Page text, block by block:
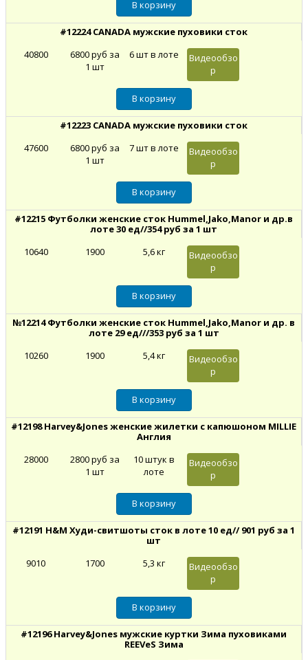
#12224 CANADA мужские пуховики сток
40800
6800 руб за
1 шт
6 шт в лоте
Видеообзо
р
#12223 CANADA мужские пуховики сток
47600
6800 руб за
1 шт
7 шт в лоте
Видеообзо
р
#12215 Футболки женские сток Hummel,Jako,Manor и др.в
лоте 30 ед//354 руб за 1 шт
10640
1900 5,6 кг
Видеообзо
р
№12214 Футболки женские сток Hummel,Jako,Manor и др. в
лоте 29 ед///353 руб за 1 шт
10260
1900 5,4 кг
Видеообзо
р
#12198 Harvey&Jones женские жилетки с капюшоном MILLIE
Англия
28000
2800 руб за
1 шт
10 штук в
лоте
Видеообзо
р
#12191 H&M Худи-свитшоты сток в лоте 10 ед// 901 руб за 1
шт
9010
1700 5,3 кг
Видеообзо
р
#12196 Harvey&Jones мужские куртки Зима пуховиками
REEVeS Зима